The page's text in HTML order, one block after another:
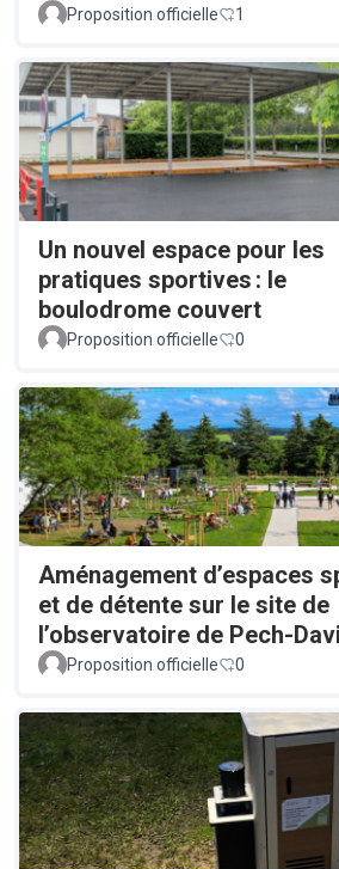
Proposition officielle 1
Un nouvel espace pour les
pratiques sportives : le
boulodrome couvert
Proposition officielle 0
Aménagement d’espaces
et de détente sur le site de
l’observatoire de Pech-
Proposition officielle 0